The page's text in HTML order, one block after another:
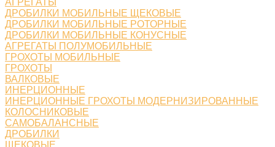
АГРЕГАТЫ
ДРОБИЛКИ МОБИЛЬНЫЕ ЩЕКОВЫЕ
ДРОБИЛКИ МОБИЛЬНЫЕ РОТОРНЫЕ
ДРОБИЛКИ МОБИЛЬНЫЕ КОНУСНЫЕ
АГРЕГАТЫ ПОЛУМОБИЛЬНЫЕ
ГРОХОТЫ МОБИЛЬНЫЕ
ГРОХОТЫ
ВАЛКОВЫЕ
ИНЕРЦИОННЫЕ
ИНЕРЦИОННЫЕ ГРОХОТЫ МОДЕРНИЗИРОВАННЫЕ
КОЛОСНИКОВЫЕ
САМОБАЛАНСНЫЕ
ДРОБИЛКИ
ЩЕКОВЫЕ